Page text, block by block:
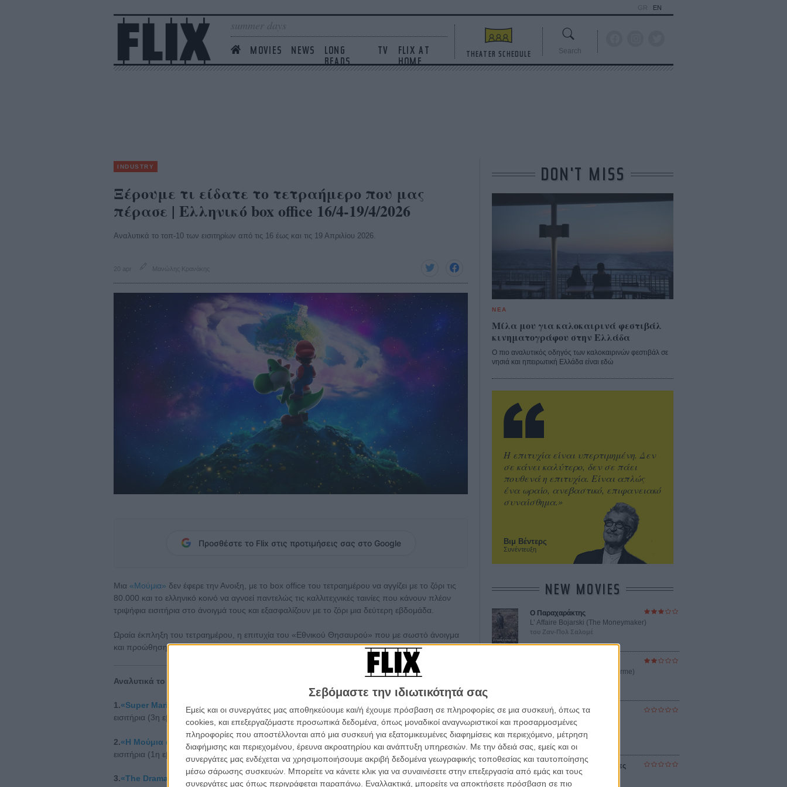
Σεβόμαστε την ιδιωτικότητά σας
Εμείς και οι συνεργάτες μας αποθηκεύουμε και/ή έχουμε πρόσβαση σε πληροφορίες σε μια συσκευή, όπως τα
cookies, και επεξεργαζόμαστε προσωπικά δεδομένα, όπως μοναδικοί αναγνωριστικοί και προσαρμοσμένες
πληροφορίες που αποστέλλονται από μια συσκευή για εξατομικευμένες διαφημίσεις και περιεχόμενο, μέτρηση
διαφήμισης και περιεχομένου, έρευνα ακροατηρίου και ανάπτυξη υπηρεσιών. Με την άδειά σας, εμείς και οι
συνεργάτες μας ενδέχεται να χρησιμοποιήσουμε ακριβή δεδομένα γεωγραφικής τοποθεσίας και ταυτοποίησης
μέσω σάρωσης συσκευών. Μπορείτε να κάνετε κλικ για να συναινέσετε στην επεξεργασία από εμάς και τους
συνεργάτες μας όπως περιγράφεται παραπάνω. Εναλλακτικά, μπορείτε να αποκτήσετε πρόσβαση σε πιο
summer days
MOVIES NEWS
LONG
READS
TV
FLIX AT
HOME
GR EN
THEATER SCHEDULE Search
INDUSTRY
Ξέρουμε τι είδατε το τετραήμερο που μας
πέρασε | Ελληνικό box office 16/4-19/4/2026
Αναλυτικά το τοπ-10 των εισιτηρίων από τις 16 έως και τις 19 Απριλίου 2026.
20 apr Μανώλης Κρανάκης
Προσθέστε το Flix στις προτιμήσεις σας στο Google
Μια «Μούμια» δεν έφερε την Ανοιξη, με το box office του τετραημέρου να αγγίζει με το ζόρι τις
80.000 και το ελληνικό κοινό να αγνοεί παντελώς τις καλλιτεχνικές ταινίες που κάνουν πλέον
τριψήφια εισιτήρια στο άνοιγμά τους και εξασφαλίζουν με το ζόρι μια δεύτερη εβδομάδα.
Ωραία έκπληξη του τετραημέρου, η επιτυχία του «Εθνικού Θησαυρού» που με σωστό άνοιγμα
και προώθηση γίνεται μια ταινία που αν αντέξει στις αίθουσες θα αυξήσει το κοινό της.
Αναλυτικά το τοπ-10 των εισιτηρίων του τετραημέρου 16 έως 19 Απριλίου 2026.
1.«Super Mario Galaxy: Η Ταινία»
, 48 αίθουσες στην Αθήνα, 136 πανελλαδικά, 26.183
εισιτήρια (3η εβδομάδα) | Σύνολο εισιτηρίων μέχρι και σήμερα: 118.406
2.«Η Μούμια από τον Λι Κρόνιν»
, 29 αίθουσες στην Αθήνα, 101 πανελλαδικά, 12.357
εισιτήρια (1η εβδομάδα)
3.«The Drama»
, 24 αίθουσες στην Αθήνα, 65 πανελλαδικά, 8.657 εισιτήρια (3η εβδομάδα) |
DON'T MISS
ΝΕΑ
Μίλα μου για καλοκαιρινά φεστιβάλ
κινηματογράφου στην Ελλάδα
Ο πιο αναλυτικός οδηγός των καλοκαιρινών φεστιβάλ σε
νησιά και ηπειρωτική Ελλάδα είναι εδώ
Βιμ Βέντερς
Συνέντευξη
Η επιτυχία είναι υπερτιμημένη. Δεν
σε κάνει καλύτερο, δεν σε πάει
πουθενά η επιτυχία. Είναι απλώς
ένα ωραίο, ανεβαστικό, επιφανειακό
συναίσθημα.»
NEW MOVIES
Ο Παραχαράκτης
L’ Affaire Bojarski (The Moneymaker)
του Ζαν-Πολ Σαλομέ
Certified Copy (Copie Conforme)
Ο Κλειδαράς του Ενός
Εκατομμυρίου
Le Million
του Γκρεγκουάρ Βινιερόν
Αυτό που Ξέρουν οι Γυναίκες
Pour le Plaisir
του Ρεέμ Κερισί